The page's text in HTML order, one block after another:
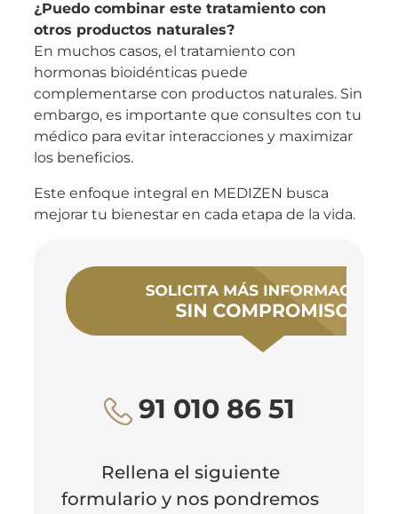
¿Puedo combinar este tratamiento con
otros productos naturales?
En muchos casos, el tratamiento con
hormonas bioidénticas puede
complementarse con productos naturales. Sin
embargo, es importante que consultes con tu
médico para evitar interacciones y maximizar
los beneficios.
Este enfoque integral en MEDIZEN busca
mejorar tu bienestar en cada etapa de la vida.
91 010 86 51
Rellena el siguiente
formulario y nos pondremos